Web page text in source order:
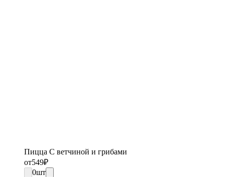
Пицца С ветчиной и грибами
от549₽
0шт